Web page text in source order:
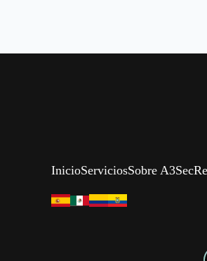
InicioServiciosSobre A3Sec